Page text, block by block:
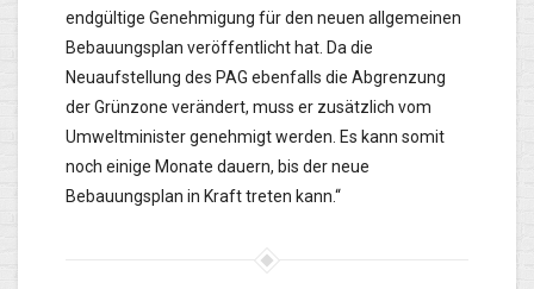
endgültige Genehmigung für den neuen allgemeinen
Bebauungsplan veröffentlicht hat. Da die
Neuaufstellung des PAG ebenfalls die Abgrenzung
der Grünzone verändert, muss er zusätzlich vom
Umweltminister genehmigt werden. Es kann somit
noch einige Monate dauern, bis der neue
Bebauungsplan in Kraft treten kann.“